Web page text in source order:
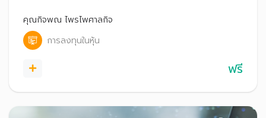
เพิ่มโอกาสสร้างผลตอบแทนที่ดีในระยะยาว
คุณกิจพณ ไพรไพศาลกิจ
การลงทุนในหุ้น
ฟรี